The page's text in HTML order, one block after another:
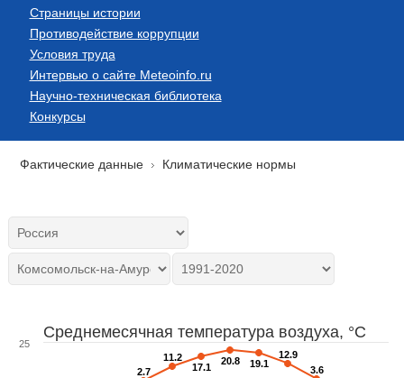
Страницы истории
Противодействие коррупции
Условия труда
Интервью о сайте Meteoinfo.ru
Научно-техническая библиотека
Конкурсы
Фактические данные Климатические нормы
Среднемесячная температура воздуха, °C
2.7
2.7
11.2
11.2
17.1
17.1
20.8
20.8 19.1
19.1
12.9
12.9
3.6
3.6
25